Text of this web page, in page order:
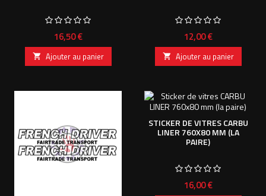
Prix
16,50 €
 Ajouter au panier
Prix
12,00 €
 Ajouter au panier
STICKER DE VITRES CARBU
LINER 760X80 MM (LA
PAIRE)
Prix
16,00 €